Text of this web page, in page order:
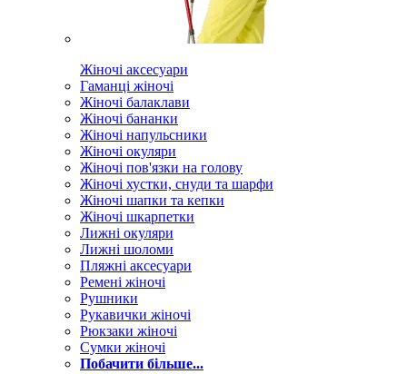
Жіночі аксесуари
Гаманці жіночі
Жіночі балаклави
Жіночі бананки
Жіночі напульсники
Жіночі окуляри
Жіночі пов'язки на голову
Жіночі хустки, снуди та шарфи
Жіночі шапки та кепки
Жіночі шкарпетки
Лижні окуляри
Лижні шоломи
Пляжні аксесуари
Ремені жіночі
Рушники
Рукавички жіночі
Рюкзаки жіночі
Сумки жіночі
Побачити більше...